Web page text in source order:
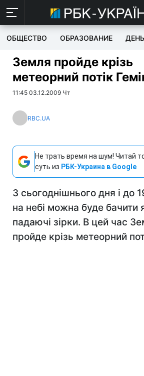
ОБЩЕСТВО ОБРАЗОВАНИЕ
Земля пройде крізь
метеорний потік
11:45 03.12.2009 Чт
RBC.UA
Не трать время на шум! Читай
суть из РБК-Украина в Google
З сьогоднішнього дня і до
на небі можна буде бачити
падаючі зірки. В цей час
пройде крізь метеорний